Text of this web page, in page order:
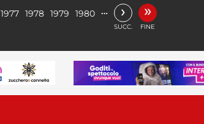
1977 1978 1979 1980 … ›
SUCC.
»
FINE